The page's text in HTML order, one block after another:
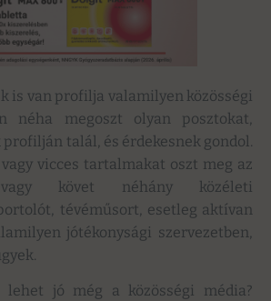
is van profilja valamilyen közösségi
néha megoszt olyan posztokat,
talál, és érdekesnek gondol.
vicces tartalmakat oszt meg az
vagy követ néhány közéleti
tévéműsort, esetleg aktívan
jótékonysági szervezetben,
jó még a közösségi média?